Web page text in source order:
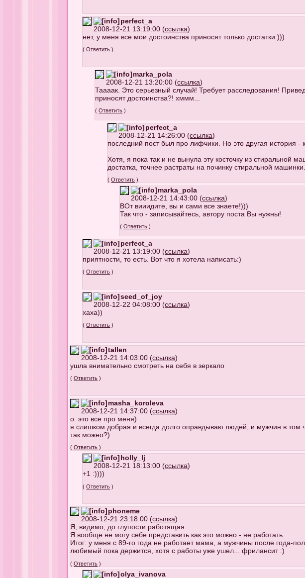
perfect_a
2008-12-21 13:19:00 (ссылка)
нет, у меня все мои достоинства приносят только достатки:)))
(Ответить )
marka_pola
2008-12-21 13:20:00 (ссылка)
Таааак. Это серьезный случай! Требует расследования!
приносят достоинства?! хммм...
(Ответить )
perfect_a
2008-12-21 14:26:00 (ссылка)
последний пост был про лифчики. Но это другая история -
Хотя, я пока так и не вынула эту косточку из стиральной
достатка, точнее растраты на починку стиральной машинки.
(Ответить )
marka_pola
2008-12-21 14:43:00 (ссылка)
ВОт вииидите, вы и сами все знаете!)))
Так что - записывайтесь, автору поста Вы нужны!
(Ответить )
perfect_a
2008-12-21 13:19:00 (ссылка)
приятности, то есть. Вот что я хотела написать:)
(Ответить )
seed_of_joy
2008-12-22 04:08:00 (ссылка)
хаха))
(Ответить )
tallen
2008-12-21 14:03:00 (ссылка)
ушла внимательно смотреть на себя в зеркало
(Ответить )
masha_koroleva
2008-12-21 14:37:00 (ссылка)
о. это все про меня)
я слишком добрая и всегда долго оправдываю людей, и мужчин в том
так можно?)
(Ответить )
holly_lj
2008-12-21 18:13:00 (ссылка)
+1 :))))
(Ответить )
phoneme
2008-12-21 23:18:00 (ссылка)
Я, видимо, до глупости работящая.
Я вообще не могу себе представить как это можно - не работать.
Итог: у меня с 89-го года не работает мама, а мужчины после года-
любимый пока держится, хотя с работы уже ушел... фрилансит :)
(Ответить )
olya_ivanova